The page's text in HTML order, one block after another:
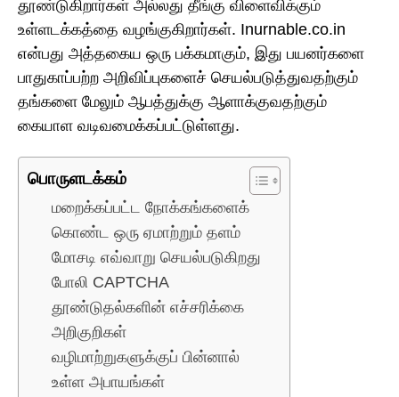
தூண்டுகிறார்கள் அல்லது தீங்கு விளைவிக்கும்
உள்ளடக்கத்தை வழங்குகிறார்கள். Inurnable.co.in
என்பது அத்தகைய ஒரு பக்கமாகும், இது பயனர்களை
பாதுகாப்பற்ற அறிவிப்புகளைச் செயல்படுத்துவதற்கும்
தங்களை மேலும் ஆபத்துக்கு ஆளாக்குவதற்கும்
கையாள வடிவமைக்கப்பட்டுள்ளது.
பொருளடக்கம்
மறைக்கப்பட்ட நோக்கங்களைக்
கொண்ட ஒரு ஏமாற்றும் தளம்
மோசடி எவ்வாறு செயல்படுகிறது
போலி CAPTCHA
தூண்டுதல்களின் எச்சரிக்கை
அறிகுறிகள்
வழிமாற்றுகளுக்குப் பின்னால்
உள்ள அபாயங்கள்